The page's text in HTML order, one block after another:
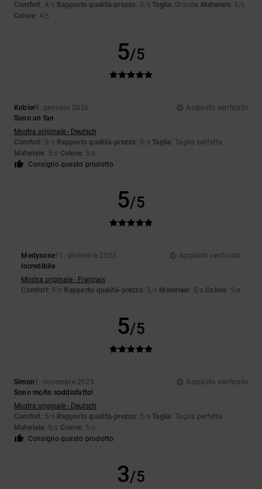
Comfort: 4/5 Rapporto qualità-prezzo : 3/5 Taglia: Grande Materiale: 3 /5
Colore: 4/5
5/5
Kobler9. gennaio 2026
Acquisto verificato
Sono un fan
Mostra originale - Deutsch
Comfort: 5/5 Rapporto qualità-prezzo : 5/5 Taglia: Taglia perfetta
Materiale: 5/5 Colore: 5/5
Consiglio questo prodotto
5/5
Medysone11. dicembre 2025
Acquisto verificato
Incredibile
Mostra originale - Français
Comfort: 5 /5 Rapporto qualità-prezzo: 5 /5 Materiale: 5/5 Colore: 5/5
5/5
Simon1. novembre 2025
Acquisto verificato
Sono molto soddisfatto!
Mostra originale - Deutsch
Comfort: 5/5 Rapporto qualità-prezzo : 5/5 Taglia: Taglia perfetta
Materiale: 5/5 Colore: 5/5
Consiglio questo prodotto
3/5